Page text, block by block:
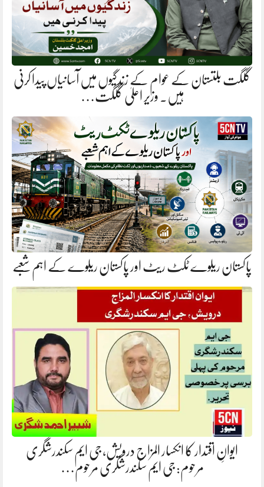
گلگت بلتستان کے عوام کے زندگیوں میں آسانیاں پیدا کرنی
ہیں. وزیر اعلیٰ گلگت…
پاکستان ریلوے ٹکٹ ریٹ اور پاکستان ریلوے کے اہم شعبے
ایوانِ اقتدار کا انکسار المزاج درویش، جی ایم سکندرشگری
مرحوم: جی ایم سکندرشگری مرحوم…